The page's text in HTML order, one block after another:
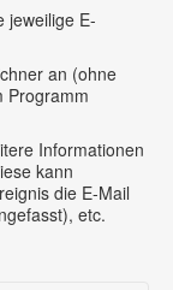
jeweilige E-
an (ohne
Programm
Informationen
kann
die E-Mail
etc.